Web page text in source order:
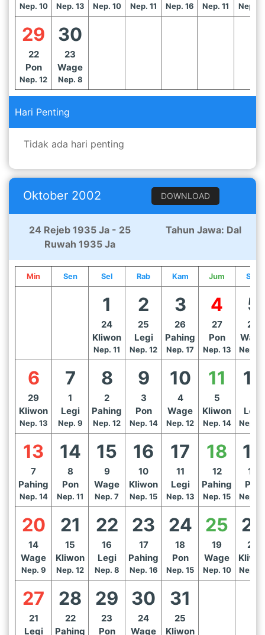
Nep. 10 Nep. 13 Nep. 10 Nep. 11 Nep. 16 Nep. 11 Nep.
29
22
Pon
Nep. 12
30
23
Wage
Nep. 8
Hari Penting
Tidak ada hari penting
Oktober 2002 DOWNLOAD
24 Rejeb 1935 Ja - 25
Ruwah 1935 Ja
Tahun Jawa: Dal
Min Sen Sel Rab Kam Jum Sab
1
24
Kliwon
Nep. 11
2
25
Legi
Nep. 12
3
26
Pahing
Nep. 17
4
27
Pon
Nep. 13
5
28
Wage
Nep.
6
29
Kliwon
Nep. 13
7
1
Legi
Nep. 9
8
2
Pahing
Nep. 12
9
3
Pon
Nep. 14
10
4
Wage
Nep. 12
11
5
Kliwon
Nep. 14
12
Legi
Nep.
13
7
Pahing
Nep. 14
14
8
Pon
Nep. 11
15
9
Wage
Nep. 7
16
10
Kliwon
Nep. 15
17
11
Legi
Nep. 13
18
12
Pahing
Nep. 15
19
13
Pon
Nep.
20
14
Wage
Nep. 9
21
15
Kliwon
Nep. 12
22
16
Legi
Nep. 8
23
17
Pahing
Nep. 16
24
18
Pon
Nep. 15
25
19
Wage
Nep. 10
26
20
Nep.
27
21
Legi
28
22
Pahing
29
23
Pon
30
24
Wage
31
25
Kliwon